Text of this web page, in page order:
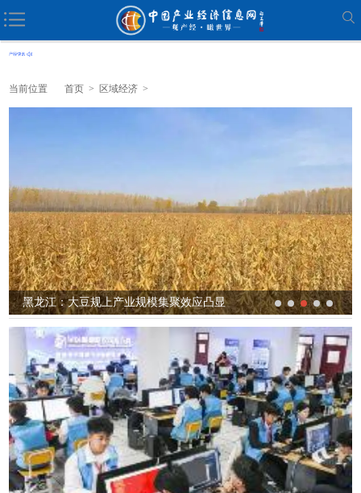
当前位置 首页 > 区域经济 >
山西大力推进5G工厂建设的样本解读